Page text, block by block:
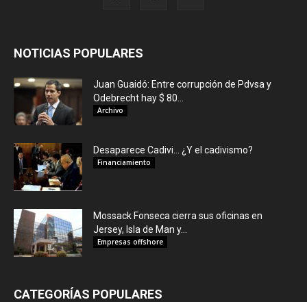
NOTICIAS POPULARES
Juan Guaidó: Entre corrupción de Pdvsa y
Odebrecht hay $ 80...
Archivo
Desaparece Cadivi… ¿Y el cadivismo?
Financiamiento
Mossack Fonseca cierra sus oficinas en
Jersey, Isla de Man y...
Empresas offshore
CATEGORÍAS POPULARES